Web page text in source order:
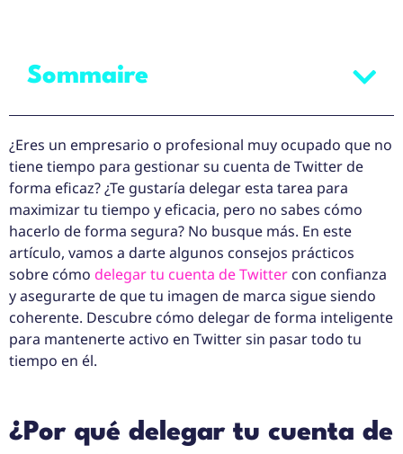
Sommaire
¿Eres un empresario o profesional muy ocupado que no
tiene tiempo para gestionar su cuenta de Twitter de
forma eficaz? ¿Te gustaría delegar esta tarea para
maximizar tu tiempo y eficacia, pero no sabes cómo
hacerlo de forma segura? No busque más. En este
artículo, vamos a darte algunos consejos prácticos
sobre cómo delegar tu cuenta de Twitter con confianza
y asegurarte de que tu imagen de marca sigue siendo
coherente. Descubre cómo delegar de forma inteligente
para mantenerte activo en Twitter sin pasar todo tu
tiempo en él.
¿Por qué delegar tu cuenta de